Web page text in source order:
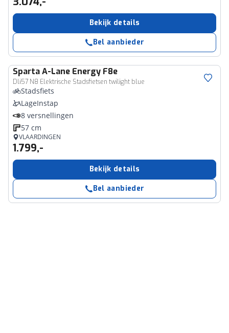
Bekijk details
Bel aanbieder
SpartaA-Lane Energy F8e
Dli57 N8 Elektrische Stadsfietsen twilight blue
Stadsfiets
LageInstap
8 versnellingen
57 cm
VLAARDINGEN
1.799,-
Bekijk details
Bel aanbieder